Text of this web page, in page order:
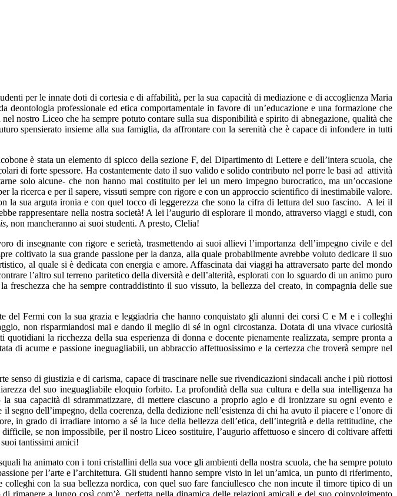
per le innate doti di cortesia e di affabilità, per la sua capacità di mediazione e di accoglienza Maria
professionale ed etica comportamentale in favore di un’educazione e una formazione che
nostro Liceo che ha sempre potuto contare sulla sua disponibilità e spirito di abnegazione, qualità che
spensierato insieme alla sua famiglia, da affrontare con la serenità che è capace di infondere in tutti
è stata un elemento di spicco della sezione F, del Dipartimento di Lettere e dell’intera scuola, che
di forte spessore. Ha costantemente dato il suo valido e solido contributo nel porre le basi ad attività
solo alcune- che non hanno mai costituito per lei un mero impegno burocratico, ma un’occasione
la ricerca e per il sapere, vissuti sempre con rigore e con un approccio scientifico di inestimabile valore.
la sua arguta ironia e con quel tocco di leggerezza che sono la cifra di lettura del suo fascino. A lei il
rappresentare nella nostra società! A lei l’augurio di esplorare il mondo, attraverso viaggi e studi, con
, non mancheranno ai suoi studenti. A presto, Clelia!
di insegnante con rigore e serietà, trasmettendo ai suoi allievi l’importanza dell’impegno civile e del
coltivato la sua grande passione per la danza, alla quale probabilmente avrebbe voluto dedicare il suo
al quale si è dedicata con energia e amore. Affascinata dai viaggi ha attraversato parte del mondo
l’altro sul terreno paritetico della diversità e dell’alterità, esplorati con lo sguardo di un animo puro
che ha sempre contraddistinto il suo vissuto, la bellezza del creato, in compagnia delle sue
del Fermi con la sua grazia e leggiadria che hanno conquistato gli alunni dei corsi C e M e i colleghi
non risparmiandosi mai e dando il meglio di sé in ogni circostanza. Dotata di una vivace curiosità
la ricchezza della sua esperienza di donna e docente pienamente realizzata, sempre pronta a
di acume e passione ineguagliabili, un abbraccio affettuosissimo e la certezza che troverà sempre nel
senso di giustizia e di carisma, capace di trascinare nelle sue rivendicazioni sindacali anche i più riottosi
del suo ineguagliabile eloquio forbito. La profondità della sua cultura e della sua intelligenza ha
sua capacità di sdrammatizzare, di mettere ciascuno a proprio agio e di ironizzare su ogni evento e
dell’impegno, della coerenza, della dedizione nell’esistenza di chi ha avuto il piacere e l’onore di
in grado di irradiare intorno a sé la luce della bellezza dell’etica, dell’integrità e della rettitudine, che
se non impossibile, per il nostro Liceo sostituire, l’augurio affettuoso e sincero di coltivare affetti
tantissimi amici!
ha animato con i toni cristallini della sua voce gli ambienti della nostra scuola, che ha sempre potuto
per l’arte e l’architettura. Gli studenti hanno sempre visto in lei un’amica, un punto di riferimento,
con la sua bellezza nordica, con quel suo fare fanciullesco che non incute il timore tipico di un